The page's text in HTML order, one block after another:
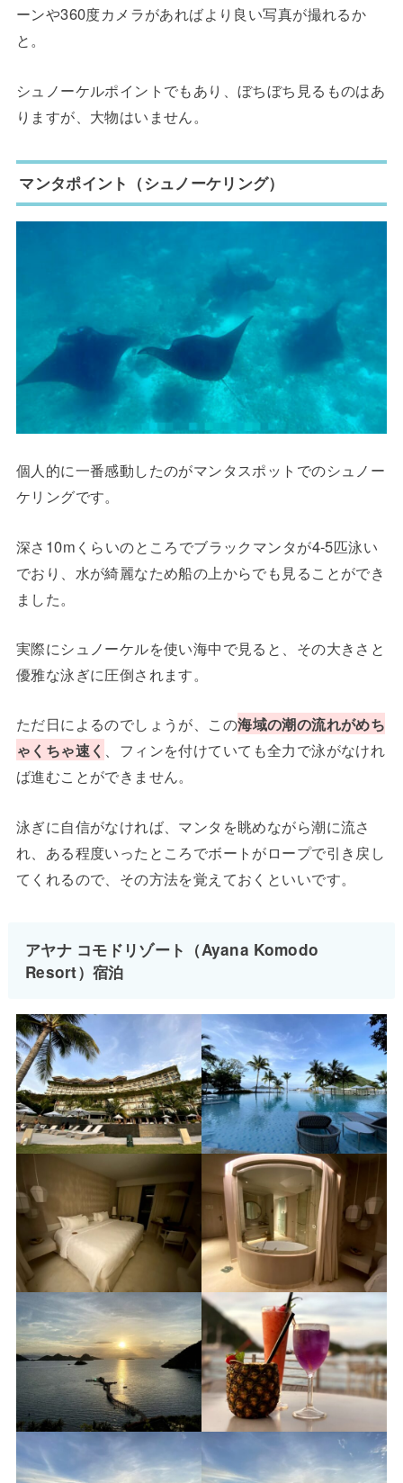
ーンや360度カメラがあればより良い写真が撮れるか
と。
シュノーケルポイントでもあり、ぼちぼち見るものはあ
りますが、大物はいません。
マンタポイント（シュノーケリング）
個人的に一番感動したのがマンタスポットでのシュノー
ケリングです。
深さ10mくらいのところでブラックマンタが4-5匹泳い
でおり、水が綺麗なため船の上からでも見ることができ
ました。
実際にシュノーケルを使い海中で見ると、その大きさと
優雅な泳ぎに圧倒されます。
ただ日によるのでしょうが、この海域の潮の流れがめち
ゃくちゃ速く 、フィンを付けていても全力で泳がなけれ
ば進むことができません。
泳ぎに自信がなければ、マンタを眺めながら潮に流さ
れ、ある程度いったところでボートがロープで引き戻し
てくれるので、その方法を覚えておくといいです。
アヤナ コモドリゾート（Ayana Komodo
Resort）宿泊